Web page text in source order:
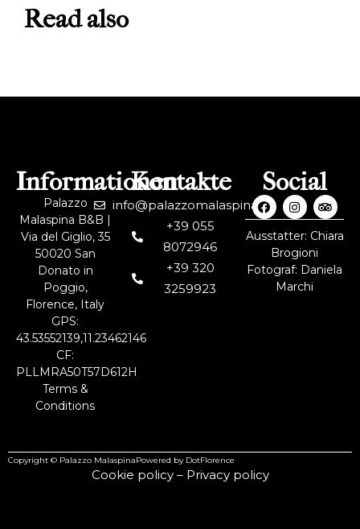
Read also
Informationen
Palazzo
Malaspina B&B |
Via del Giglio, 35
50020 San
Donato in
Poggio,
Florence, Italy
GPS:
43.53552139,11.23462146
CF:
PLLMRA50T57D612H
Terms &
Conditions
Kontakte
info@palazzomalaspina.it
+39 055
8072946
+39 320
3259923
Social
Ausstatter: Chiara
Brogioni
Fotograf: Daniela
Marchi
Copyright © Palazzo MalaspinaPowered by DotFlorence
Cookie policy– Privacy policy